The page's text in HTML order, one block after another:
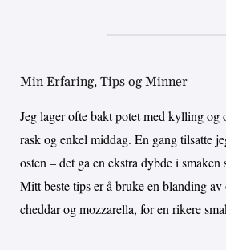
Min Erfaring, Tips og Minner
Jeg lager ofte bakt potet med kylling og
rask og enkel middag. En gang tilsatte
osten – det ga en ekstra dybde i smaken
Mitt beste tips er å bruke en blanding av
cheddar og mozzarella, for en rikere